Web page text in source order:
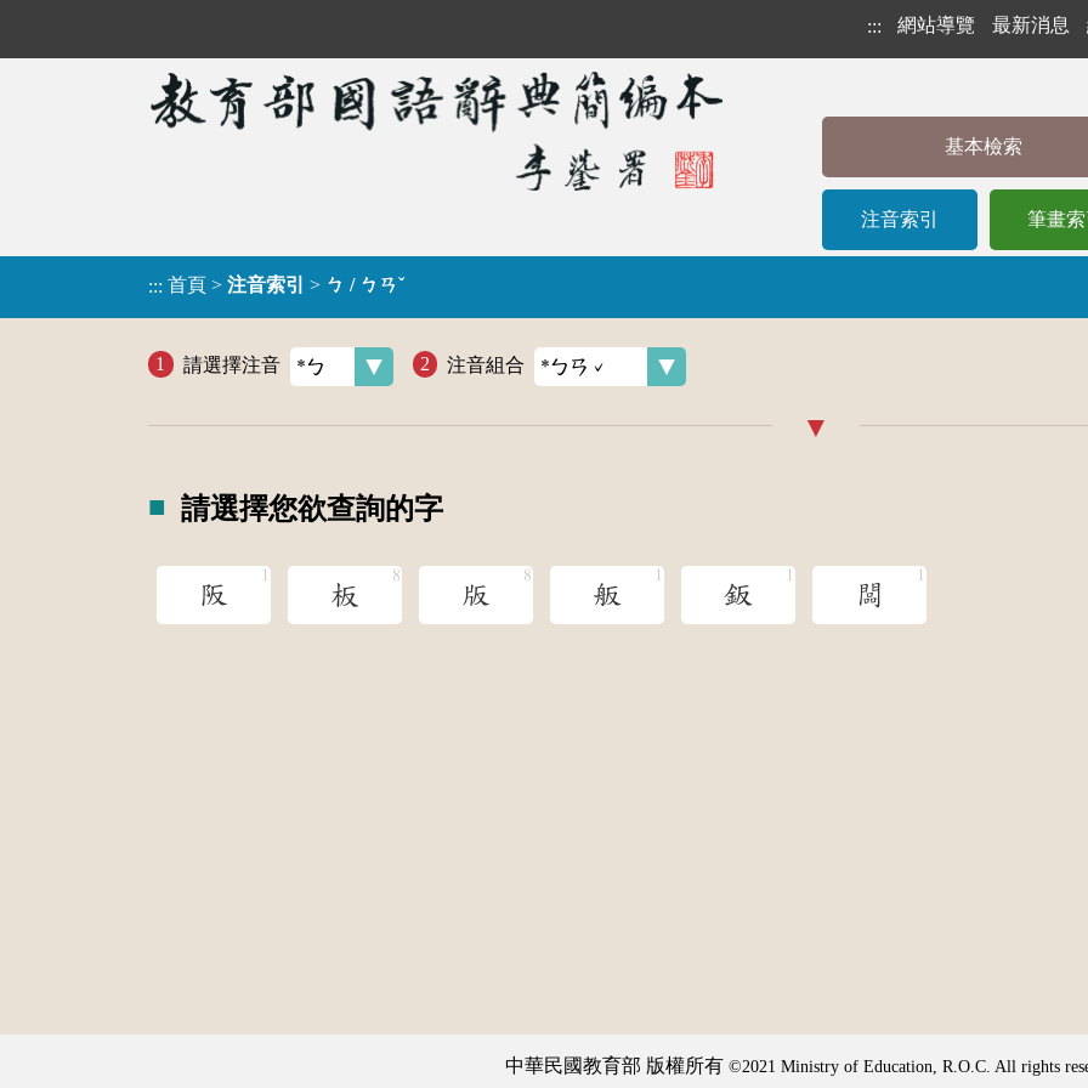
::: 網站導覽 最新消息
基本檢索
注音索引 筆畫索
::: 首頁 > 注音索引 > ㄅ / ㄅㄢˇ
請選擇注音 注音組合
請選擇您欲查詢的字
阪 板 版 舨 鈑 闆
中華民國教育部 版權所有 ©2021 Ministry of Education, R.O.C. All rights